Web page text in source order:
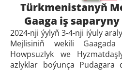
Türkmenistanyň
Gaaga iş
2024-nji ýylyň 3-4-nji iýuly
Mejlisiniň wekili Gaagada
Howpsuzlyk we
azlyklar boýunça Pudagara